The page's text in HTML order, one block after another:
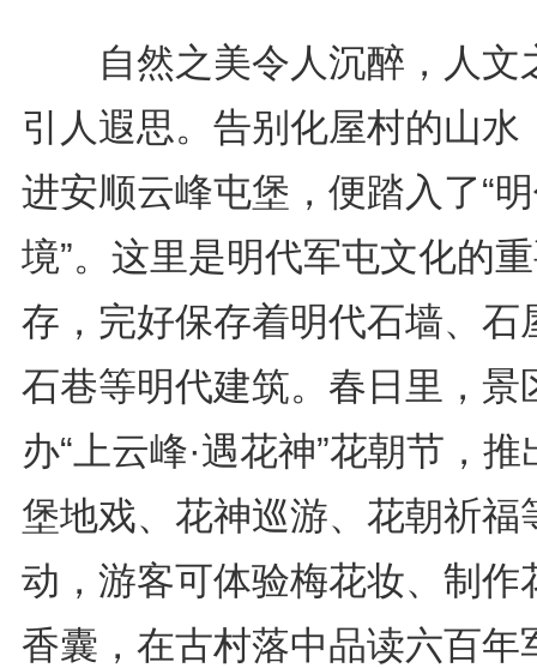
自然之美令人沉醉，人文
引人遐思。告别化屋村的山水
进安顺云峰屯堡，便踏入了“
境”。这里是明代军屯文化的
存，完好保存着明代石墙、石
石巷等明代建筑。春日里，景
办“上云峰·遇花神”花朝节，推
堡地戏、花神巡游、花朝祈福
动，游客可体验梅花妆、制作
香囊，在古村落中品读六百年